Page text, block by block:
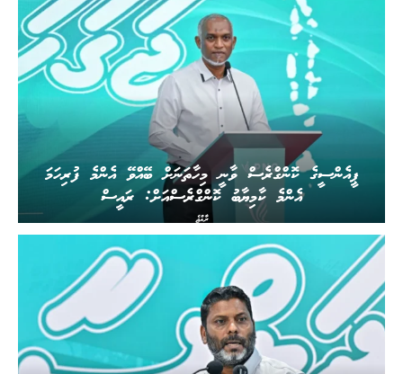
ރާއްޖެ
ޕީއެންސީގެ ކޮންގްރެސް ވާނީ މިހާތަނަށް ބޭއްވޭ އެންމެ ފުރިހަމަ
އެންމެ ކާމިޔާބު ކޮންގްރެސްއަށް: ރައީސް